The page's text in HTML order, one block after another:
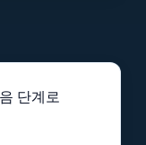
단계로